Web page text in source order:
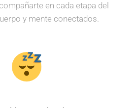
en cada etapa del
y mente conectados.